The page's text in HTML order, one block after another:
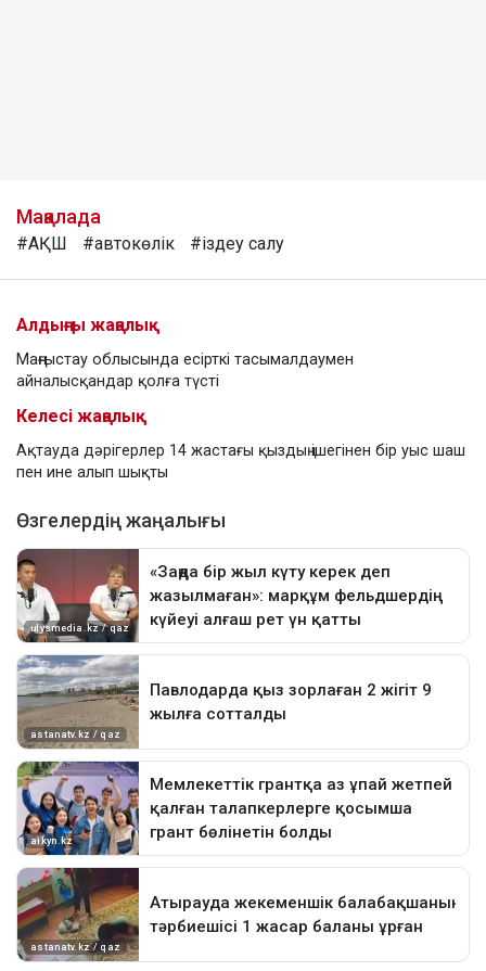
Мақалада
#АҚШ #автокөлік #іздеу салу
Алдыңғы жаңалық
Маңғыстау облысында есірткі тасымалдаумен
айналысқандар қолға түсті
Келесі жаңалық
Ақтауда дәрігерлер 14 жастағы қыздың ішегінен бір уыс шаш
пен ине алып шықты